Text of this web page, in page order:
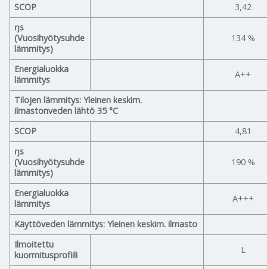
SCOP
3,42
ŋs
(Vuosihyötysuhde
lämmitys)
134 %
Energialuokka
lämmitys
A++
Tilojen lämmitys: Yleinen keskim.
ilmastonveden lähtö 35 °C
SCOP
4,81
ŋs
(Vuosihyötysuhde
lämmitys)
190 %
Energialuokka
lämmitys
A+++
Käyttöveden lämmitys: Yleinen keskim. ilmasto
Ilmoitettu
kuormitusprofiili
L